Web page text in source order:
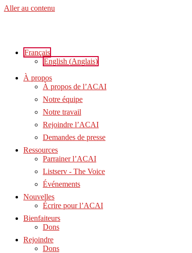
Aller au contenu
Français
English (Anglais)
À propos
À propos de l’ACAI
Notre équipe
Notre travail
Rejoindre l’ACAI
Demandes de presse
Ressources
Parrainer l’ACAI
Listserv - The Voice
Événements
Nouvelles
Écrire pour l’ACAI
Bienfaiteurs
Dons
Rejoindre
Dons